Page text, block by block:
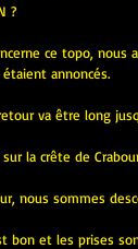
?
ce topo,
annoncés.
va être long
sur la crête de
nous sommes
bon et les prises